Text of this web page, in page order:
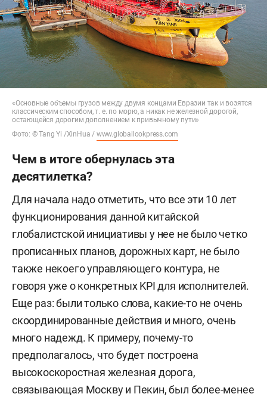
«Основные объемы грузов между двумя концами Евразии так и возятся
классическим способом, т. е. по морю, а никак не железной дорогой,
остающейся дорогим дополнением к привычному пути»
Фото: © Tang Yi /XinHua / www.globallookpress.com
Чем в итоге обернулась эта
десятилетка?
Для начала надо отметить, что все эти 10 лет
функционирования данной китайской
глобалистской инициативы у нее не было четко
прописанных планов, дорожных карт, не было
также некоего управляющего контура, не
говоря уже о конкретных KPI для исполнителей.
Еще раз: были только слова, какие-то не очень
скоординированные действия и много, очень
много надежд. К примеру, почему-то
предполагалось, что будет построена
высокоскоростная железная дорога,
связывающая Москву и Пекин, был более-менее